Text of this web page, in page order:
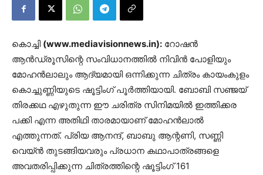
കൊച്ചി (www.mediavisionnews.in): റോഷന്‍
ആന്‍ഡ്രൂസിന്റെ സംവിധാനത്തില്‍ നിവിന്‍ പോളിയും
മോഹന്‍ലാലും ആദ്യമായി ഒന്നിക്കുന്ന ചിത്രം കായംകുളം
കൊച്ചുണ്ണിയുടെ ഷൂട്ടിംഗ് പൂര്‍ത്തിയായി. ബോബി സഞ്ജയ്
തിരക്കഥ എഴുതുന്ന ഈ ചരിത്ര സിനിമയില്‍ ഇത്തിക്കര
പക്കി എന്ന അതിഥി താരമായാണ് മോഹന്‍ലാല്‍
എത്തുന്നത്. പ്രിയ ആനന്ദ്, ബാബു ആന്റണി, സണ്ണി
വെയ്ന്‍ തുടങ്ങിയവരും പ്രധാന കഥാപാത്രങ്ങളെ
അവതരിപ്പിക്കുന്ന ചിത്രത്തിന്റെ ഷൂട്ടിംഗ് 161